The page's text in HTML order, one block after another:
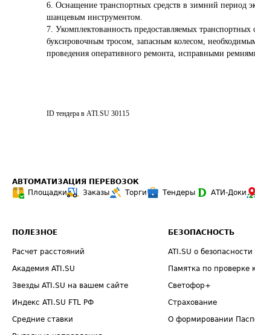
6. Оснащение транспортных средств в зимний период
шанцевым инструментом.
7. Укомплектованность предоставляемых
буксировочным тросом, запасным колесом,
проведения оперативного ремонта, исправными
ID тендера в ATI.SU 30115
АВТОМАТИЗАЦИЯ ПЕРЕВОЗОК
Площадки
Заказы Торги Тендеры АТИ-Доки
ПОЛЕЗНОЕ
Расчет расстояний
Академия ATI.SU
Звезды ATI.SU на вашем сайте
Индекс ATI.SU FTL РФ
Средние ставки
БЕЗОПАСНОСТЬ
ATI.SU о безопасности
Памятка по проверке
Светофор+
Страхование
О формировании